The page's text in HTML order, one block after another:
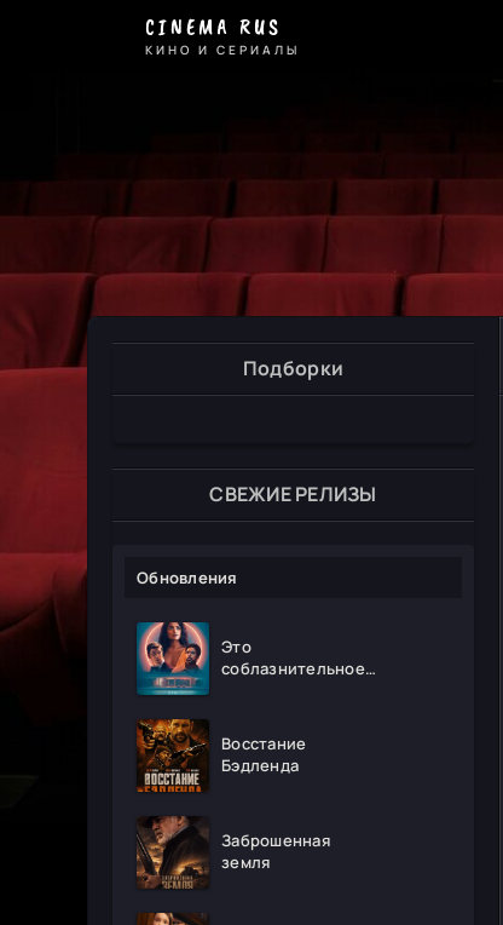
CINEMA RUS
КИНО И СЕРИАЛЫ
Подборки
СВЕЖИЕ РЕЛИЗЫ
Обновления
Это
соблазнительное
Восстание
Бэдленда
Заброшенная
земля